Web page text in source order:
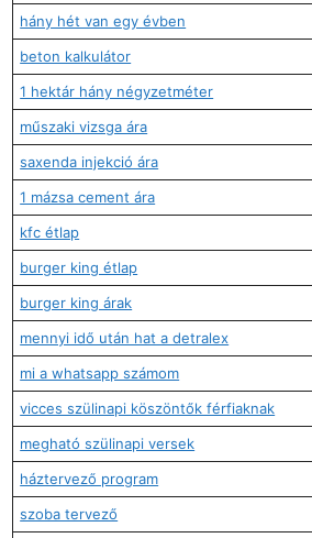
hány hét van egy évben
beton kalkulátor
1 hektár hány négyzetméter
műszaki vizsga ára
saxenda injekció ára
1 mázsa cement ára
kfc étlap
burger king étlap
burger king árak
mennyi idő után hat a detralex
mi a whatsapp számom
vicces szülinapi köszöntők férfiaknak
megható szülinapi versek
háztervező program
szoba tervező